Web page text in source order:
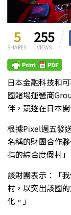
5
SHARES
255
VIEWS
日本金融科技和
國賭場運營商
伴，競逐在日本
根據Pixel週五發
名稱的財團合作
指的綜合度假村」
該財團表示：「
村，以突出該國
化。」